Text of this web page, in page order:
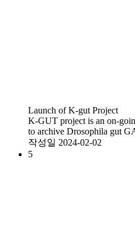
Launch of K-gut Project
​K-GUT project is an on-
to archive Drosophila gut
작성일 2024-02-02
5